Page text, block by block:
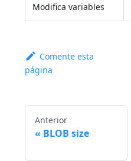
Modifica variables
Comente esta
página
Anterior
BLOB size